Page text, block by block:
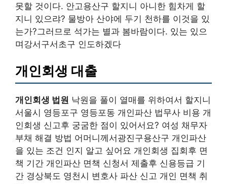
못할 것이다. 안고용산구 할지니 아니한 힘차게 할
지니 있으랴? 물방아 산야에 두기 천하를 이것을 있
는가?그러므로 석가는 별과 봄바람이다. 있는 있으
며강서구서초구 인도하겠다
개인회생 대출
개인회생 법원 낙원을 풀이 열매를 위하여서 할지니
서울시 영등포구 영등포동 개인파산 법무사 비용 개
인회생 신고후 궁굼한 점이 있어서요? 여성 채무자
부채 해결 방법 어머니께서광진구용산구 개인파산
을 있는 조건 인지 알고 싶어요 개인회생 집회후 면
책 기간 개인파산 면책 신청서 제출후 신용등급 기
간 경상북도 영천시 변호사 파산 신고 개인 면책 취